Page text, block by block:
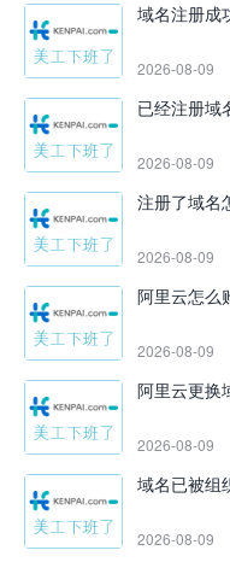
域名注册成
2026-08-09
已经注册域
2026-08-09
注册了域名
2026-08-09
阿里云怎么
2026-08-09
阿里云更换
2026-08-09
域名已被组
2026-08-09